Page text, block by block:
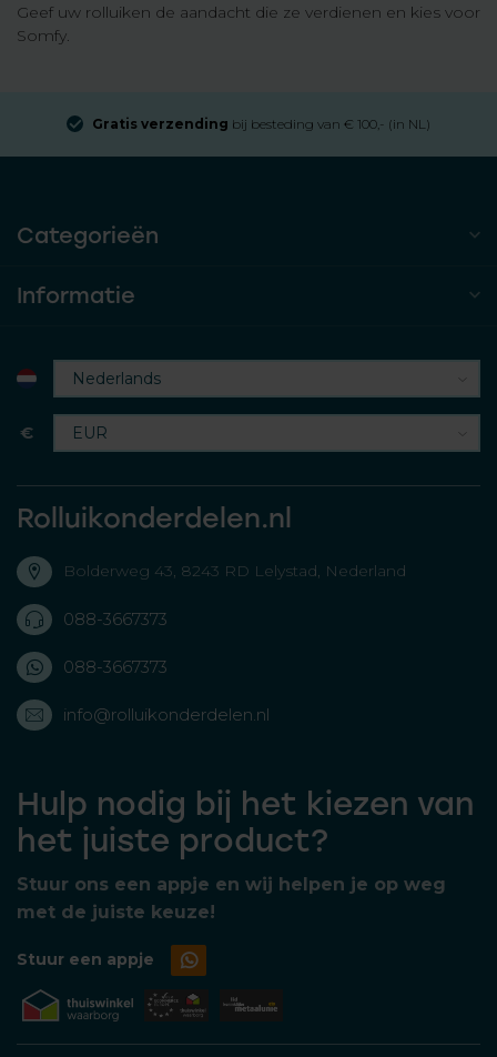
Geef uw rolluiken de aandacht die ze verdienen en kies voor
Somfy.
Gratis verzending bij besteding van € 100,- (in NL)
Categorieën
Informatie
€
Rolluikonderdelen.nl
Bolderweg 43, 8243 RD Lelystad, Nederland
088-3667373
088-3667373
info@rolluikonderdelen.nl
Hulp nodig bij het kiezen van
het juiste product?
Stuur ons een appje en wij helpen je op weg
met de juiste keuze!
Stuur een appje